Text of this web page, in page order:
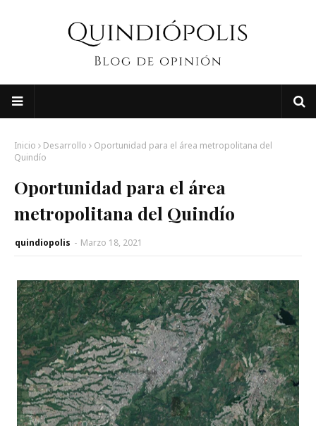
Inicio Desarrollo
Oportunidad para el área metropolitana del
Quindío
Oportunidad para el área
metropolitana del Quindío
quindiopolis - Marzo 18, 2021